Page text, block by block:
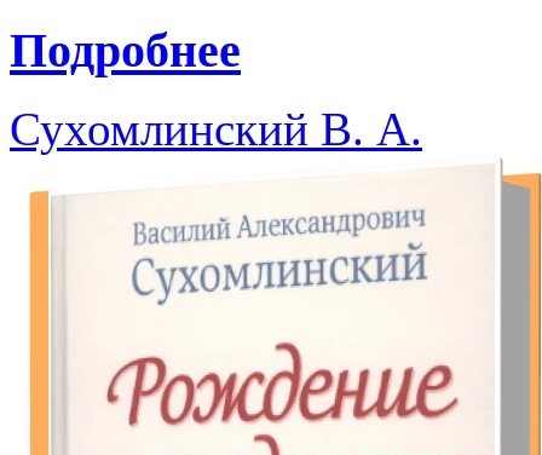
Подробнее
Сухомлинский В. А.